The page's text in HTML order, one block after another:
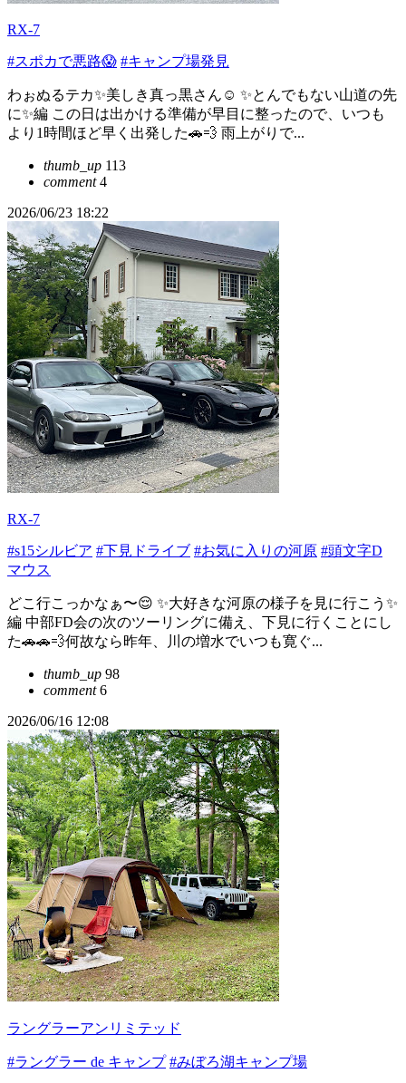
RX-7
#スポカで悪路😱 #キャンプ場発見
わぉぬるテカ✨美しき真っ黒さん☺️ ✨とんでもない山道の先
に✨編 この日は出かける準備が早目に整ったので、いつも
より1時間ほど早く出発した🚗💨 雨上がりで...
thumb_up 113
comment4
2026/06/23 18:22
RX-7
#s15シルビア #下見ドライブ #お気に入りの河原 #頭文字D
マウス
どこ行こっかなぁ〜😌 ✨大好きな河原の様子を見に行こう✨
編 中部FD会の次のツーリングに備え、下見に行くことにし
た🚗🚗💨何故なら昨年、川の増水でいつも寛ぐ...
thumb_up 98
comment6
2026/06/16 12:08
ラングラーアンリミテッド
#ラングラー de キャンプ #みぼろ湖キャンプ場